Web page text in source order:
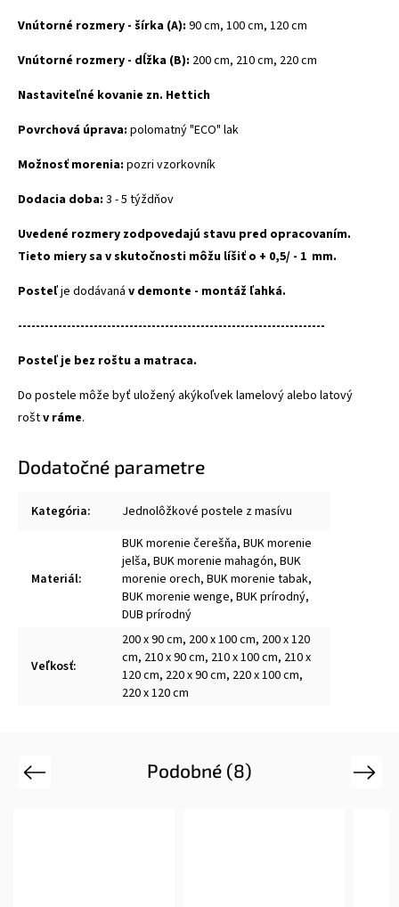
Vnútorné rozmery - šírka (A): 90 cm, 100 cm, 120 cm
Vnútorné rozmery - dĺžka (B): 200 cm, 210 cm, 220 cm
Nastaviteľné kovanie zn. Hettich
Povrchová úprava: polomatný "ECO" lak
Možnosť morenia: pozri vzorkovník
Dodacia doba: 3 - 5 týždňov
Uvedené rozmery zodpovedajú stavu pred opracovaním.
Tieto miery sa v skutočnosti môžu líšiť o + 0,5/ - 1 mm.
Posteľje dodávaná v demonte - montáž ľahká.
---------------------------------------------------------------------
Posteľ je bez roštu a matraca.
Do postele môže byť uložený akýkoľvek lamelový alebo latový
roštv ráme.
Dodatočné parametre
Kategória: Jednolôžkové postele z masívu
Materiál:
BUK morenie čerešňa, BUK morenie
jelša, BUK morenie mahagón, BUK
morenie orech, BUK morenie tabak,
BUK morenie wenge, BUK prírodný,
DUB prírodný
Veľkosť:
200 x 90 cm, 200 x 100 cm, 200 x 120
cm, 210 x 90 cm, 210 x 100 cm, 210 x
120 cm, 220 x 90 cm, 220 x 100 cm,
220 x 120 cm
Podobné (8)
Previous Next